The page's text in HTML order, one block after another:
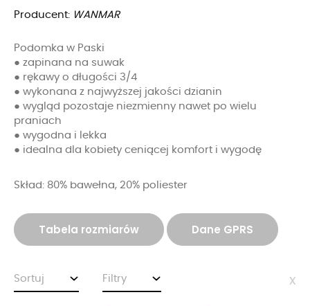
Producent: WANMAR
Podomka w Paski
● zapinana na suwak
● rękawy o długości 3/4
● wykonana z najwyższej jakości dzianin
● wygląd pozostaje niezmienny nawet po wielu
praniach
● wygodna i lekka
● idealna dla kobiety ceniącej komfort i wygodę
Skład: 80% bawełna, 20% poliester
Tabela rozmiarów Dane GPRS
Sortuj Filtry x